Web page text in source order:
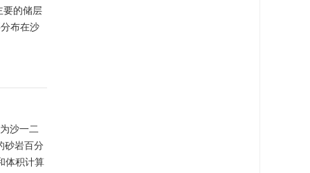
要的储层
布在沙
沙一二
砂岩百分
体积计算